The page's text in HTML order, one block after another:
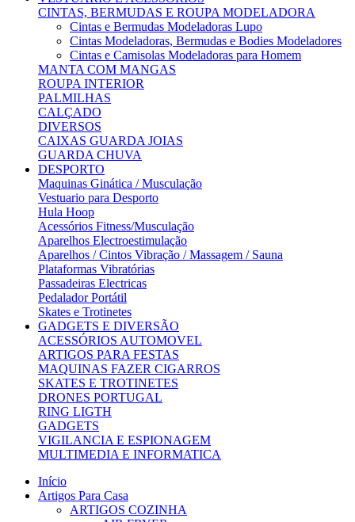
CINTAS, BERMUDAS E ROUPA MODELADORA
Cintas e Bermudas Modeladoras Lupo
Cintas Modeladoras, Bermudas e Bodies Modeladores
Cintas e Camisolas Modeladoras para Homem
MANTA COM MANGAS
ROUPA INTERIOR
PALMILHAS
CALÇADO
DIVERSOS
CAIXAS GUARDA JOIAS
GUARDA CHUVA
DESPORTO
Maquinas Ginática / Musculação
Vestuario para Desporto
Hula Hoop
Acessórios Fitness/Musculação
Aparelhos Electroestimulação
Aparelhos / Cintos Vibração / Massagem / Sauna
Plataformas Vibratórias
Passadeiras Electricas
Pedalador Portátil
Skates e Trotinetes
GADGETS E DIVERSÃO
ACESSÓRIOS AUTOMOVEL
ARTIGOS PARA FESTAS
MAQUINAS FAZER CIGARROS
SKATES E TROTINETES
DRONES PORTUGAL
RING LIGTH
GADGETS
VIGILANCIA E ESPIONAGEM
MULTIMEDIA E INFORMATICA
Início
Artigos Para Casa
ARTIGOS COZINHA